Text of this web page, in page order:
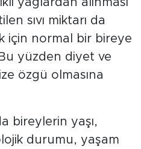
sıvı miktarı da
için normal bir bireye
yüzden diyet ve
özgü olmasına
bireylerin yaşı,
durumu, yaşam